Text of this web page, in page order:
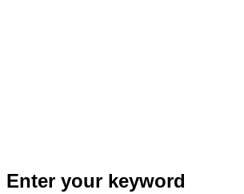
Enter your keyword